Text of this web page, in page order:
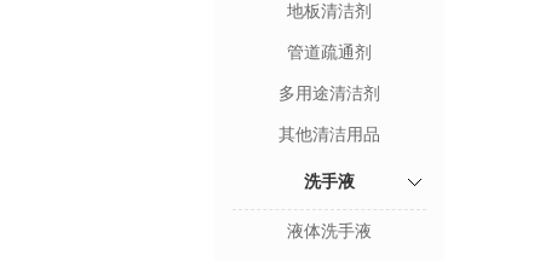
地板清洁剂
管道疏通剂
多用途清洁剂
其他清洁用品
洗手液
液体洗手液